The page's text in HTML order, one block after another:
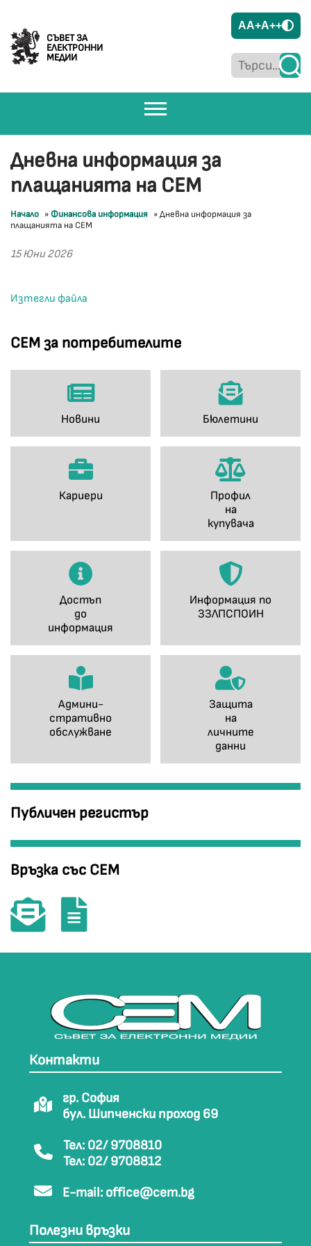
СЪВЕТ ЗА
ЕЛЕКТРОННИ
МЕДИИ
AA+A++
СЕМ за потребителите
Новини Бюлетини
Кариери
Профил
на
купувача
Достъп
до
информация
Информация по
ЗЗЛПСПОИН
Админи-
стративно
обслужване
Защита
на
личните
данни
Публичен регистър
Връзка със СЕМ
Дневна информация за
плащанията на СЕМ
Начало » Финансова информация »Дневна информация за
плащанията на СЕМ
15 Юни 2026
Изтегли файла
Контакти
гр. София
бул. Шипченски проход 69
Тел: 02/ 9708810
Тел: 02/ 9708812
E-mail: office@cem.bg
Полезни връзки